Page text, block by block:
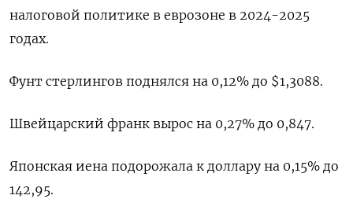
налоговой политике в еврозоне в 2024-2025
годах.
Фунт стерлингов поднялся на 0,12% до $1,3088​.
Швейцарский франк вырос на 0,27% до 0,847​.
Японская иена подорожала к доллару на 0,15%​ до
142,95.